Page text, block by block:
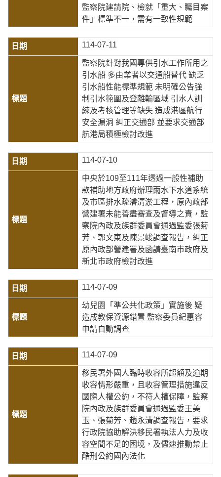
監察院建請院、檢就「重大、矚目案
件」標準不一，需有一致性規範
114-07-11
監察院針對我國專供引水工作所用之
引水船 多由業者以交通船替代 缺乏
引水船性能標準規範 未明確公告強
制引水範圍及登離輪區域 引水人訓
練及考核管理等缺失 造成港區航行
安全漏洞 糾正交通部 並要求交通部
航港局積極檢討改進
114-07-10
中央於109至111年透過一般性補助
款補助地方政府辦理雨水下水道系統
及市區排水疏濬清淤工程，原內政部
營建署未能善盡審查及督導之責，監
察院內政及族群委員會通過監委張菊
芳、郭文東及陳景峻調查報告，糾正
原內政部營建署及函請臺南市政府及
新北市政府檢討改進
114-07-09
幼兒園「準公共化政策」實施後 疑
造成教保資源錯置 監察委員紀惠容
申請自動調查
114-07-09
移民署外國人臨時收容所超額及逾期
收容情形嚴重，且收容管理措施違反
國際人權公約，不符人權保障，監察
院內政及族群委員會通過監委王美
玉、張菊芳、趙永清調查報告，要求
行政院協助解決移民署執法人力及收
容空間不足的困境，及儘速推動禁止
酷刑公約國內法化